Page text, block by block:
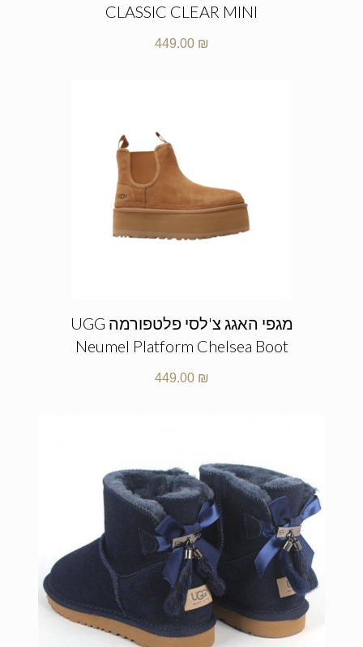
CLASSIC CLEAR MINI
449.00 ₪
מגפי האגג צ'לסי פלטפורמה UGG
Neumel Platform Chelsea Boot
449.00 ₪